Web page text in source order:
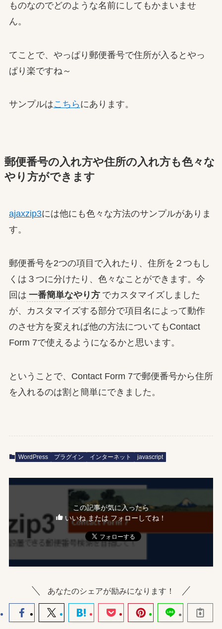
ものなのでどのような名前にしてもかまいませ
ん。
てことで、やっぱり郵便番号で住所が入るとやっ
ぱり楽ですね～
サンプルはこちら にあります。
郵便番号の入れ方や住所の入れ方も色々な
やり方ができます
ajaxzip3には他にも色々な方法のサンプルがありま
す。
郵便番号を2つの項目で入れたり、住所を２つもし
くは３つに分けたり、色々なことができます。今
回は 一番簡単なやり方 でカスタマイズしました
が、カスタマイズする部分で項目名によって動作
のさせ方を変えれば他の方法についてもContact
Form 7で使えるようになるかと思います。
ということで、Contact Form 7で郵便番号から住所
を入れるのは割と簡単にできました。
WordPress プラグイン インターネット javascript
この記事が気に入ったら
いいね または フォローしてね！
あなたのシェアが励みになります！